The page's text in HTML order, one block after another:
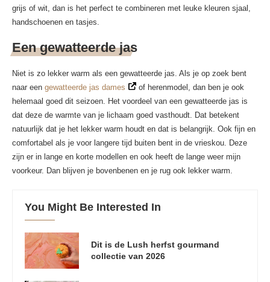
grijs of wit, dan is het perfect te combineren met leuke kleuren sjaal,
handschoenen en tasjes.
Een gewatteerde jas
Niet is zo lekker warm als een gewatteerde jas. Als je op zoek bent
naar een gewatteerde jas dames
of herenmodel, dan ben je ook
helemaal goed dit seizoen. Het voordeel van een gewatteerde jas is
dat deze de warmte van je lichaam goed vasthoudt. Dat betekent
natuurlijk dat je het lekker warm houdt en dat is belangrijk. Ook fijn en
comfortabel als je voor langere tijd buiten bent in de vrieskou. Deze
zijn er in lange en korte modellen en ook heeft de lange weer mijn
voorkeur. Dan blijven je bovenbenen en je rug ook lekker warm.
You Might Be Interested In
Dit is de Lush herfst gourmand
collectie van 2026